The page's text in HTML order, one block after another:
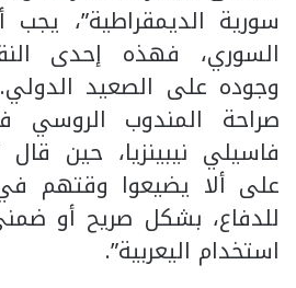
سورية الديمقراطية”، يجب
السوري، فهذه إحدى
وجوده على الصعيد
صراحة المندوب
فاسيلي نيبينزيا، حين قال
على ألا يضيعوا وقتهم
للدفاع، بشكل صريح أو
استخدام اليعربية”.